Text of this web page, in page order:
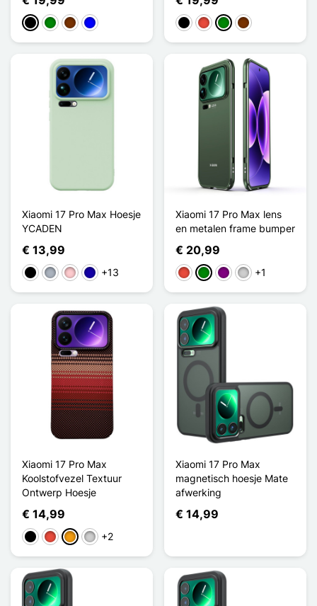
ZwartGroenKoffieBlauw ZwartRoodGroenKoffie
Xiaomi 17 Pro Max Hoesje
YCADEN
€ 13,99
ZwartGrijsRozeDonkerblauw
+13
Xiaomi 17 Pro Max lens
en metalen frame bumper
€ 20,99
RoodGroenPurperZilver
+1
Xiaomi 17 Pro Max
Koolstofvezel Textuur
Ontwerp Hoesje
€ 14,99
ZwartRoodOranjeZilver+2
Xiaomi 17 Pro Max
magnetisch hoesje Mate
afwerking
€ 14,99